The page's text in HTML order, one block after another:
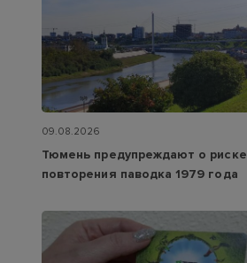
09.08.2026
Тюмень предупреждают о риске
повторения паводка 1979 года